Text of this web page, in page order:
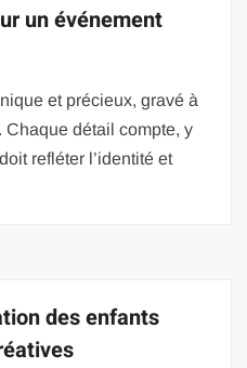
un événement
et précieux, gravé à
détail compte, y
refléter l’identité et
des enfants